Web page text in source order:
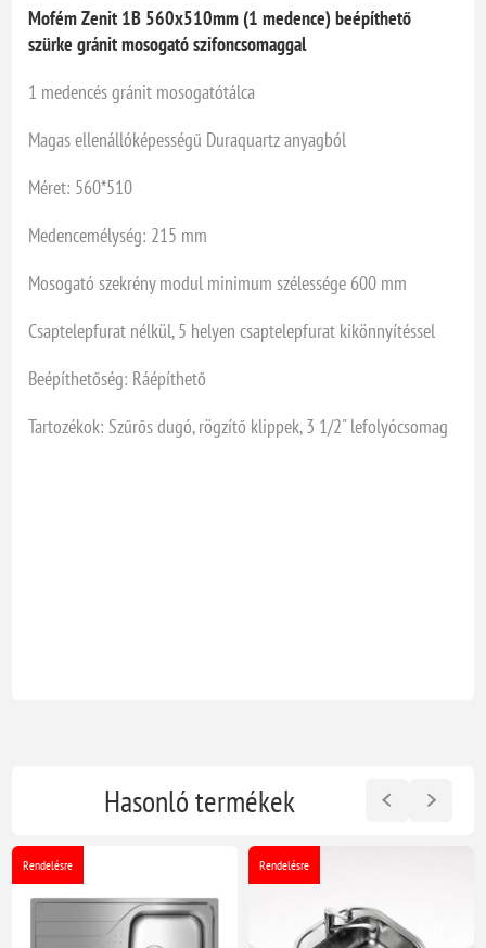
Mofém Zenit 1B 560x510mm (1 medence) beépíthető
szürke gránit mosogató szifoncsomaggal
1 medencés gránit mosogatótálca
Magas ellenállóképességű Duraquartz anyagból
Méret: 560*510
Medencemélység: 215 mm
Mosogató szekrény modul minimum szélessége 600 mm
Csaptelepfurat nélkül, 5 helyen csaptelepfurat kikönnyítéssel
Beépíthetőség: Ráépíthető
Tartozékok: Szűrős dugó, rögzítő klippek, 3 1/2" lefolyócsomag
Hasonló termékek
Rendelésre Rendelésre